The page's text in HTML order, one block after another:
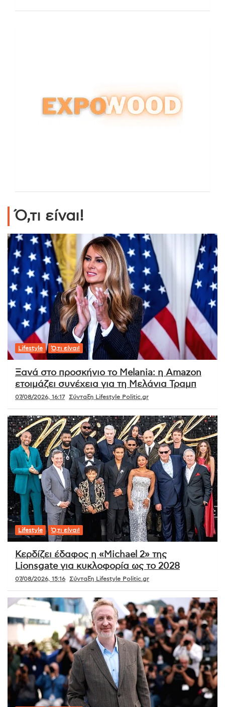
Ό,τι είναι!
Lifestyle Ό,τι είναι!
Ξανά στο προσκήνιο το Melania: η Amazon
ετοιμάζει συνέχεια για τη Μελάνια Τραμπ
07/08/2026, 16:17 Σύνταξη Lifestyle Politic.gr
Lifestyle Ό,τι είναι!
Κερδίζει έδαφος η «Michael 2» της
Lionsgate για κυκλοφορία ως το 2028
07/08/2026, 15:16 Σύνταξη Lifestyle Politic.gr